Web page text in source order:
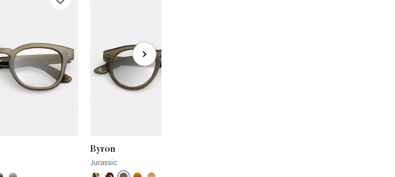
Byron
Jurassic